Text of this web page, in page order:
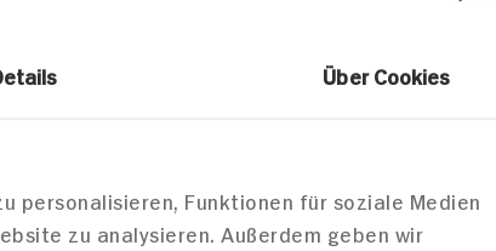
Über Cookies
personalisieren, Funktionen für soziale Medien
zu analysieren. Außerdem geben wir
Informationen zu sehen.